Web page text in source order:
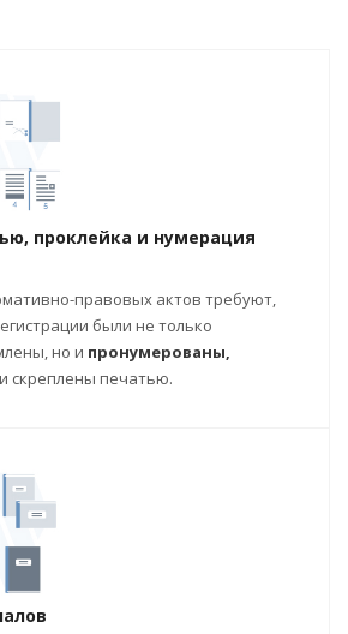
проклейка и нумерация
правовых актов требуют,
были не только
но и пронумерованы,
и скреплены печатью.